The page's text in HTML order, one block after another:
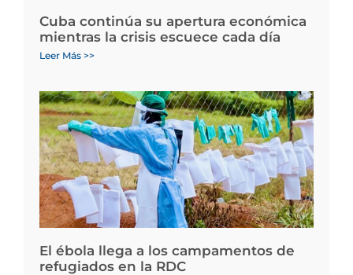
Cuba continúa su apertura económica
mientras la crisis escuece cada día
Leer Más >>
El ébola llega a los campamentos de
refugiados en la RDC